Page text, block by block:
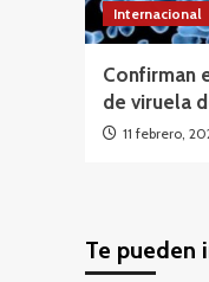
Internacional
Confirman
de viruela
11 febrero,
Te pueden